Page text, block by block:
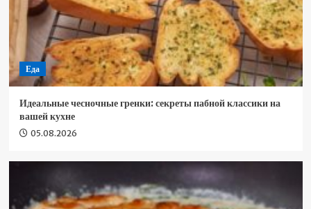
Еда
Идеальные чесночные гренки: секреты пабной классики на
вашей кухне
05.08.2026